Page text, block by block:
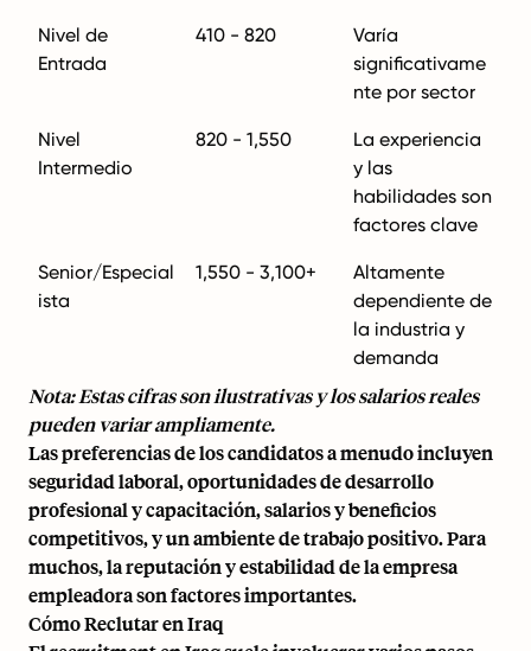
Nivel de
Entrada
410 - 820
Varía
significativame
nte por sector
Nivel
Intermedio
820 - 1,550
La experiencia
y las
habilidades son
factores clave
Senior/Especial
ista
1,550 - 3,100+
Altamente
dependiente de
la industria y
demanda
Nota: Estas cifras son ilustrativas y los salarios reales
pueden variar ampliamente.
Las preferencias de los candidatos a menudo incluyen
seguridad laboral, oportunidades de desarrollo
profesional y capacitación, salarios y beneficios
competitivos, y un ambiente de trabajo positivo. Para
muchos, la reputación y estabilidad de la empresa
empleadora son factores importantes.
Cómo Reclutar en Iraq